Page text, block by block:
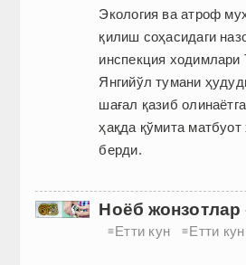
Экология ва атроф
қилиш соҳасидаги
инспекция ходимлари
Янгийўл тумани
шағал қазиб
ҳақда қўмита
берди.
Ноёб
≡Етти кун ≡Етти кун